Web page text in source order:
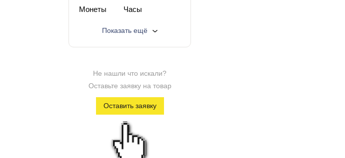
Монеты Часы
Изделия с бриллиантами
Изделия с п/драг камнями
Лучшая цена
Изделия со скидкой
Показать ещё
Не нашли что искали?
Оставьте заявку на товар
Оставить заявку